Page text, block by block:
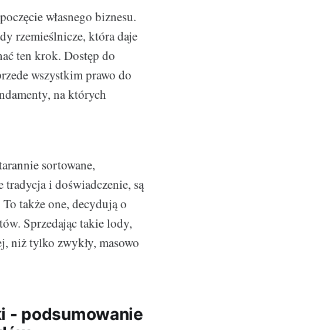
własnego biznesu.
rzemieślnicze, która daje
ten krok. Dostęp do
wszystkim prawo do
na których
sortowane,
i doświadczenie, są
także one, decydują o
Sprzedając takie lody,
niż tylko zwykły, masowo
- podsumowanie